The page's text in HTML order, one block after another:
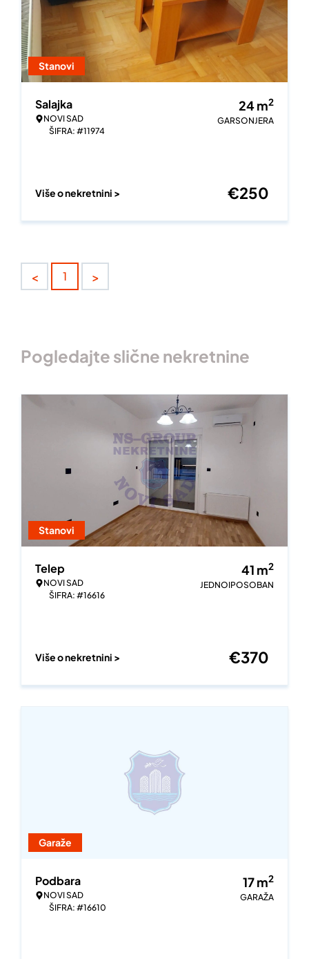
Stanovi
Salajka
NOVI SAD
ŠIFRA: #11974
24m2
GARSONJERA
Više o nekretnini > €250
< 1 >
Pogledajte slične nekretnine
Stanovi
Telep
NOVI SAD
ŠIFRA: #16616
41 m2
JEDNOIPOSOBAN
Više o nekretnini > €370
Garaže
Podbara
NOVI SAD
ŠIFRA: #16610
17m2
GARAŽA